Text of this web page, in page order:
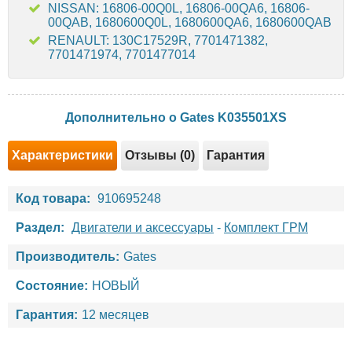
NISSAN: 16806-00Q0L, 16806-00QA6, 16806-
00QAB, 1680600Q0L, 1680600QA6, 1680600QAB
RENAULT: 130C17529R, 7701471382,
7701471974, 7701477014
Дополнительно о Gates K035501XS
Характеристики Отзывы (0) Гарантия
Код товара: 910695248
Раздел: Двигатели и аксессуары - Комплект ГРМ
Производитель: Gates
Состояние: НОВЫЙ
Гарантия: 12 месяцев